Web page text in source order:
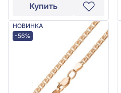
Купить
НОВИНКА
-56%